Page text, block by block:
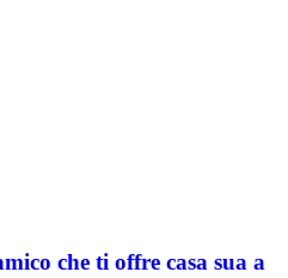
che ti offre casa sua a